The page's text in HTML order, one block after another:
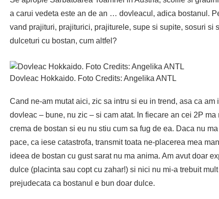
a carui vedeta este an de an … dovleacul, adica bostanul.
vand prajituri, prajiturici, prajiturele, supe si supite, sosuri si
dulceturi cu bostan, cum altfel?
Dovleac Hokkaido. Foto Credits: Angelika ANTL
Cand ne-am mutat aici, zic sa intru si eu in trend, asa ca am
dovleac – bune, nu zic – si cam atat. In fiecare an cei 2P
crema de bostan si eu nu stiu cum sa fug de ea. Daca nu
pace, ca iese catastrofa, transmit toata ne-placerea mea
ideea de bostan cu gust sarat nu ma anima. Am avut doar
dulce (placinta sau copt cu zahar!) si nici nu mi-a trebuit
prejudecata ca bostanul e bun doar dulce.